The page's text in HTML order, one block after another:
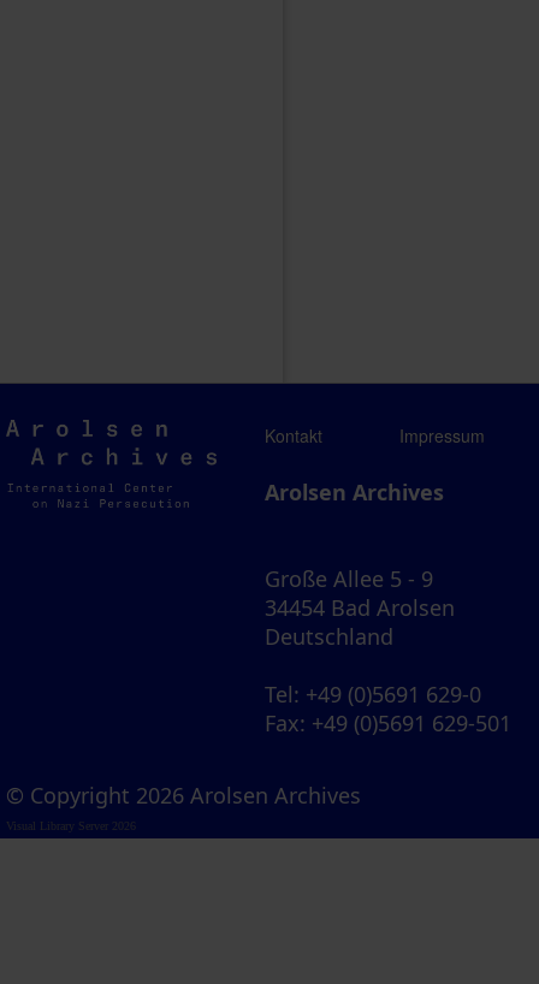
Arolsen
Archives
Kontakt Impressum
Arolsen Archives
Große Allee 5 - 9
34454 Bad Arolsen
Deutschland
Tel: +49 (0)5691 629-0
Fax: +49 (0)5691 629-501
© Copyright 2026 Arolsen Archives
Visual Library Server 2026